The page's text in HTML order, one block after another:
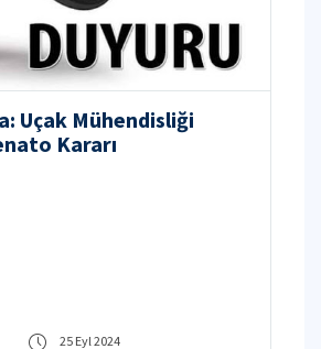
Uçak Mühendisliği
Kararı
25 Eyl 2024